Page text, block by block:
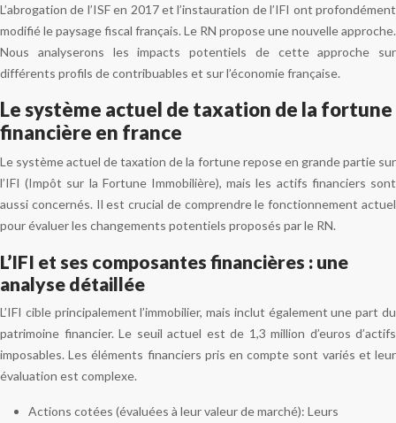
L’abrogation de l’ISF en 2017 et l’instauration de l’IFI ont profondément
modifié le paysage fiscal français. Le RN propose une nouvelle approche.
Nous analyserons les impacts potentiels de cette approche sur
différents profils de contribuables et sur l’économie française.
Le système actuel de taxation de la fortune
financière en france
Le système actuel de taxation de la fortune repose en grande partie sur
l’IFI (Impôt sur la Fortune Immobilière), mais les actifs financiers sont
aussi concernés. Il est crucial de comprendre le fonctionnement actuel
pour évaluer les changements potentiels proposés par le RN.
L’IFI et ses composantes financières : une
analyse détaillée
L’IFI cible principalement l’immobilier, mais inclut également une part du
patrimoine financier. Le seuil actuel est de 1,3 million d’euros d’actifs
imposables. Les éléments financiers pris en compte sont variés et leur
évaluation est complexe.
Actions cotées (évaluées à leur valeur de marché): Leurs